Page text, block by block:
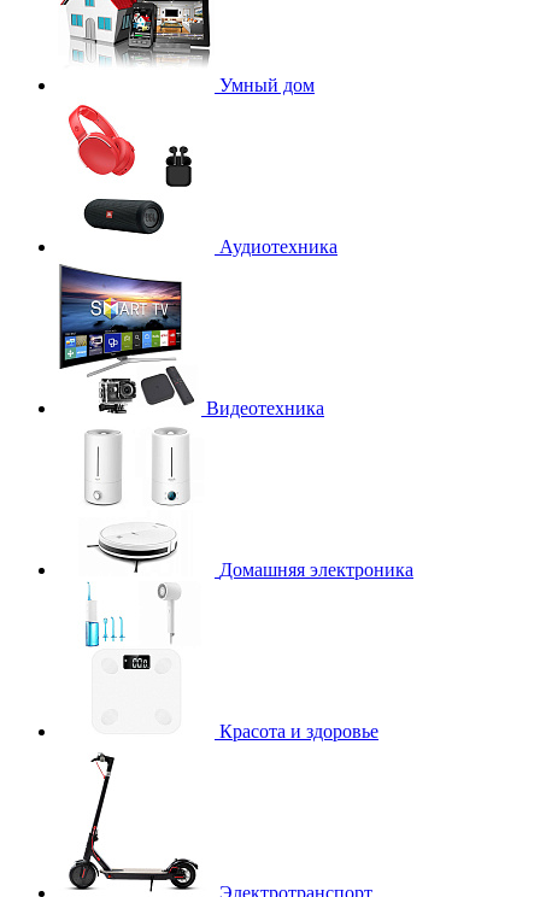
Умный дом
Аудиотехника
Видеотехника
Домашняя электроника
Красота и здоровье
Электротранспорт